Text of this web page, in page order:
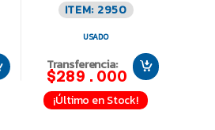
ITEM: 2950
USADO
Transferencia:
$289.000
¡Último en Stock!